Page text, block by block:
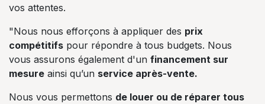
vos attentes.
"Nous nous efforçons à appliquer des prix
compétitifs pour répondre à tous budgets. Nous
vous assurons également d'un financement sur
mesure ainsi qu’un service après-vente.
Nous vous permettons de louer ou de réparer tous